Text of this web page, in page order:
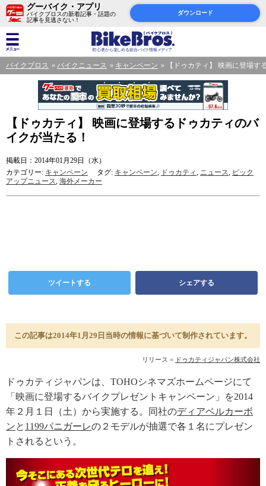
グーバイク・アプリ
バイクブロスの新着記事・話題の
記事を見逃さない！
ダウンロード
バイクブロス バイクニュース キャンペーン 【ドゥカティ】 映画に登場
【ドゥカティ】 映画に登場するドゥカティのバ
イクが当たる！
掲載日：2014年01月29日（水）
カテゴリー: キャンペーン タグ: キャンペーン, ドゥカティ, ニュース, ピック
アップニュース, 海外メーカー
ツイートする シェアする
この記事は2014年1月29日当時の情報に基づいて制作されています。
リリース = ドゥカティジャパン株式会社
ドゥカティジャパンは、TOHOシネマズホームページにて
「映画に登場するバイクプレゼントキャンペーン」を2014
年２月１日（土）から実施する。同社のディアベルカーボ
ンと 1199パニガーレの２モデルが抽選で各１名にプレゼン
トされるという。